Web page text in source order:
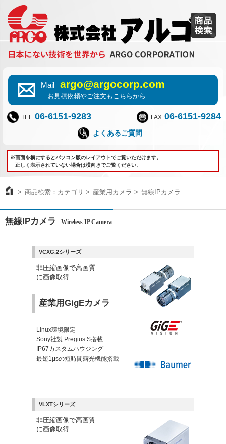
Mail argo@argocorp.com
お見積依頼やご注文もこちらから
TEL 06-6151-9283 FAX 06-6151-9284
よくあるご質問
※画面を横にするとパソコン版のレイアウトでご覧いただけます。
正しく表示されていない場合は横向きでご覧ください。
商品検索：カテゴリ 産業用カメラ 無線IPカメラ
無線IPカメラ Wireless IP Camera
VCXG.2シリーズ
非圧縮画像で高画質
に画像取得
産業用GigEカメラ
Linux環境限定
Sony社製 Pregius S搭載
IP67カスタムハウジング
最短1μsの短時間露光機能搭載
VLXTシリーズ
非圧縮画像で高画質
に画像取得